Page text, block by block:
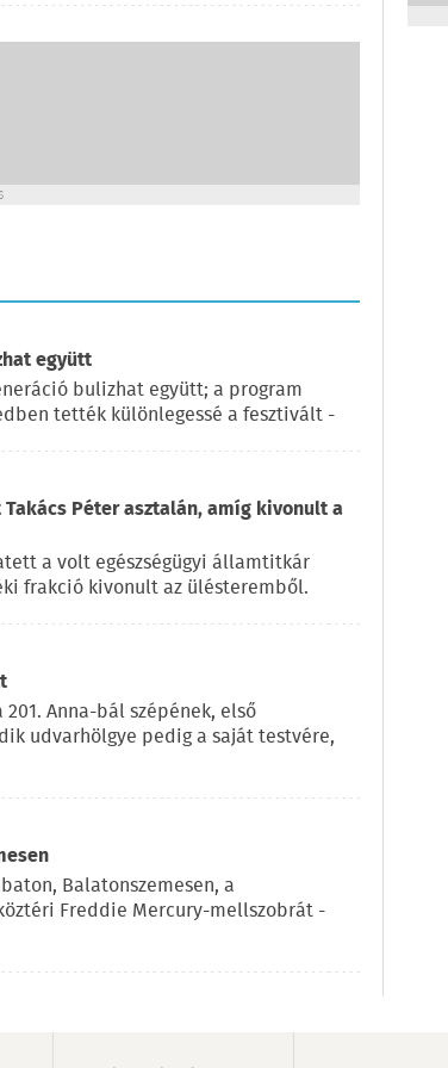
együtt
bulizhat együtt; a program
tették különlegessé a fesztivált -
Péter asztalán, amíg kivonult a
a volt egészségügyi államtitkár
frakció kivonult az ülésteremből.
Anna-bál szépének, első
udvarhölgye pedig a saját testvére,
Balatonszemesen, a
Freddie Mercury-mellszobrát -